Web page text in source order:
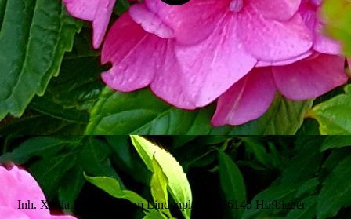
Inh. Xenia Müller Am Lindenplatz 3, 36145 Hofbieber